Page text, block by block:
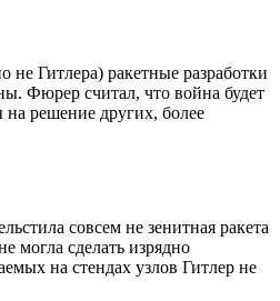
Гитлера) ракетные разработки
Фюрер считал, что война будет
решение других, более
совсем не зенитная ракета
могла сделать изрядно
на стендах узлов Гитлер не